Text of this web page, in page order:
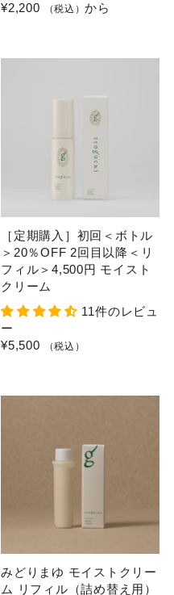
¥2,200
（税込）から
［定期購入］初回＜ボトル
＞20％OFF 2回目以降＜リ
フィル＞4,500円 モイスト
クリーム
11件のレビュ
ー
¥5,500
（税込）
みどりまゆ モイストクリー
ム リフィル（詰め替え用）